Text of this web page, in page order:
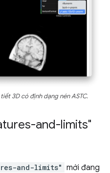
3D có định dạng nén ASTC.
and-limits"
and-limits" mới đang